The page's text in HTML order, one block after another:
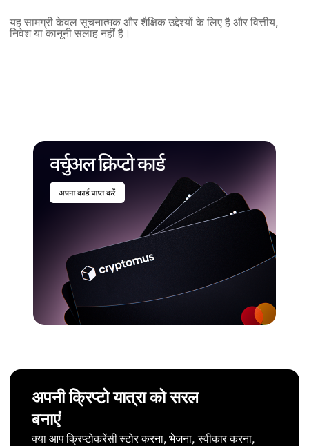
यह सामग्री केवल सूचनात्मक और शैक्षिक उद्देश्यों के लिए है और वित्तीय,
निवेश या कानूनी सलाह नहीं है।
अपनी क्रिप्टो यात्रा को सरल
बनाएं
क्या आप क्रिप्टोकरेंसी स्टोर करना, भेजना, स्वीकार करना,